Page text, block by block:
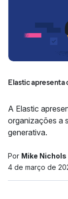
Elastic apresenta
A Elastic
organizações a
generativa.
Por Mike Nichols
4 de março de